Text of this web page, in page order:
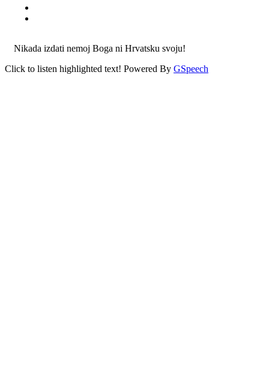
Nikada izdati nemoj Boga ni Hrvatsku svoju!
Click to listen highlighted text! Powered By GSpeech